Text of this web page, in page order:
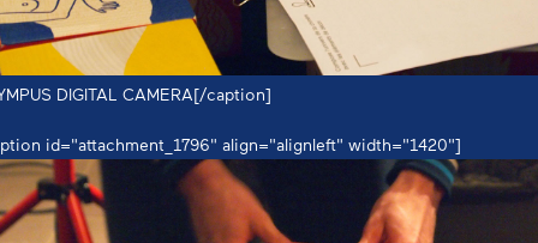
DIGITAL CAMERA[/caption]
id="attachment_1796" align="alignleft" width="1420"]